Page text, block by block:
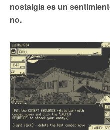
nostalgia es un
no.